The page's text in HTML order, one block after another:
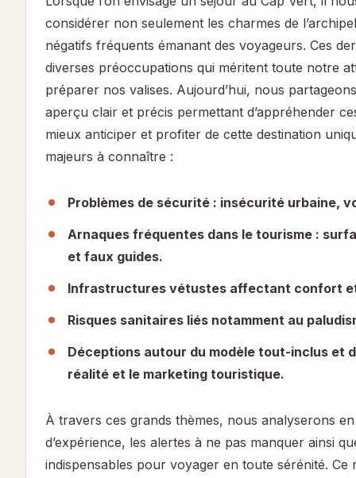
considérer non seulement les charmes de
négatifs fréquents émanant des voyageurs. Ces
diverses préoccupations qui méritent toute notre
préparer nos valises. Aujourd’hui, nous
aperçu clair et précis permettant d’appréhender
mieux anticiper et profiter de cette destination
majeurs à connaître :
Problèmes de sécurité : insécurité urbaine,
Arnaques fréquentes dans le tourisme :
et faux guides.
Infrastructures vétustes affectant confort
Risques sanitaires liés notamment au
Déceptions autour du modèle tout-inclus et
réalité et le marketing touristique.
À travers ces grands thèmes, nous analyserons
d’expérience, les alertes à ne pas manquer ainsi
indispensables pour voyager en toute sérénité.